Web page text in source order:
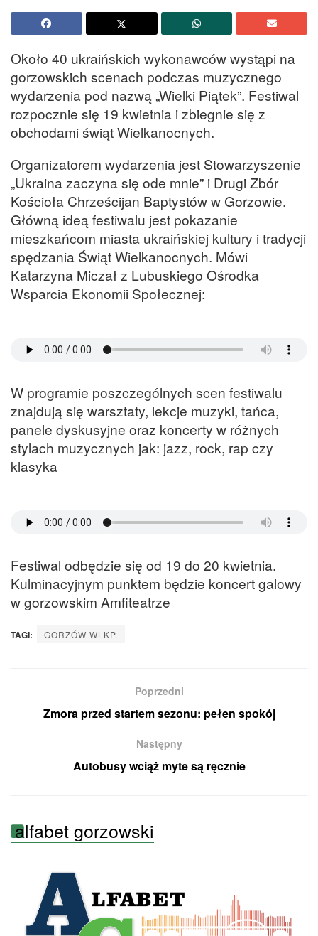
Około 40 ukraińskich wykonawców wystąpi na
gorzowskich scenach podczas muzycznego
wydarzenia pod nazwą „Wielki Piątek”. Festiwal
rozpocznie się 19 kwietnia i zbiegnie się z
obchodami świąt Wielkanocnych.
Organizatorem wydarzenia jest Stowarzyszenie
„Ukraina zaczyna się ode mnie” i Drugi Zbór
Kościoła Chrześcijan Baptystów w Gorzowie.
Główną ideą festiwalu jest pokazanie
mieszkańcom miasta ukraińskiej kultury i tradycji
spędzania Świąt Wielkanocnych. Mówi
Katarzyna Miczał z Lubuskiego Ośrodka
Wsparcia Ekonomii Społecznej:
W programie poszczególnych scen festiwalu
znajdują się warsztaty, lekcje muzyki, tańca,
panele dyskusyjne oraz koncerty w różnych
stylach muzycznych jak: jazz, rock, rap czy
klasyka
Festiwal odbędzie się od 19 do 20 kwietnia.
Kulminacyjnym punktem będzie koncert galowy
w gorzowskim Amfiteatrze
TAGI: GORZÓW WLKP.
Poprzedni
Zmora przed startem sezonu: pełen spokój
Następny
Autobusy wciąż myte są ręcznie
alfabet gorzowski